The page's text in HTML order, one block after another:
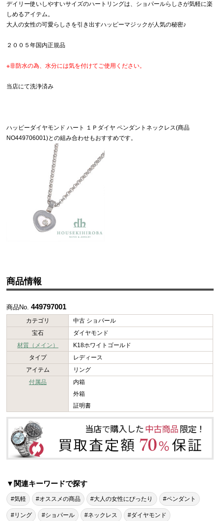
デイリー使いしやすいサイズのハートリングは、ショパールらしさが気軽に楽
しめるアイテム。
大人の女性の可愛らしさを引き出すハッピーマジックが人気の秘密♪
２００５年国内正規品
※非防水の為、水分には気を付けてご使用ください。
当店にて洗浄済み
ハッピーダイヤモンド ハート １Ｐダイヤ ペンダントネックレス(商品
NO449706001)との組み合わせもおすすめです。
商品情報
商品No.449797001
カテゴリ
中古 ショパール
宝石
ダイヤモンド
材質（メイン）
K18ホワイトゴールド
タイプ
レディース
アイテム
リング
付属品
内箱
外箱
証明書
▼関連キーワードで探す
#気軽 #オススメの商品 #大人の女性にぴったり #ペンダント
#リング #ショパール #ネックレス #ダイヤモンド